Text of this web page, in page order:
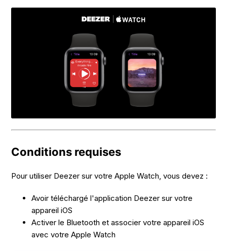
Conditions requises
Pour utiliser Deezer sur votre Apple Watch, vous devez :
Avoir téléchargé l'application Deezer sur votre
appareil iOS
Activer le Bluetooth et associer votre appareil iOS
avec votre Apple Watch